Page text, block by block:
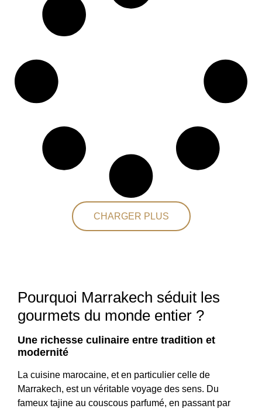
CHARGER PLUS
Pourquoi Marrakech séduit les
gourmets du monde entier ?
Une richesse culinaire entre tradition et
modernité
La cuisine marocaine, et en particulier celle de
Marrakech, est un véritable voyage des sens. Du
fameux tajine au couscous parfumé, en passant par